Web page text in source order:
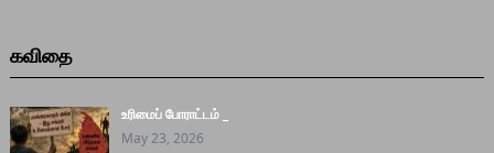
கவிதை
உரிமைப் போராட்டம் _
May 23, 2026